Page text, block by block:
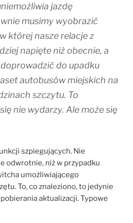
jazdę
musimy wyobrazić
której nasze relacje z
napięte niż obecnie, a
do upadku
autobusów miejskich na
szczytu. To
nie wydarzy. Ale może się
szpiegujących. Nie
odwrotnie, niż w przypadku
umożliwiającego
To, co znaleziono, to jedynie
aktualizacji. Typowe